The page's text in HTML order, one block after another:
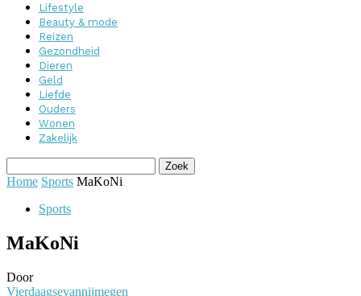
Lifestyle
Beauty & mode
Reizen
Gezondheid
Dieren
Geld
Liefde
Ouders
Wonen
Zakelijk
Home Sports MaKoNi
Sports
MaKoNi
Door
Vierdaagsevannijmegen